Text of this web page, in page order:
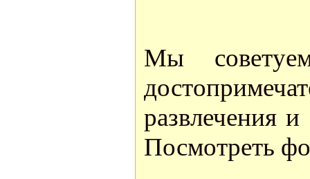
Мы
развлечения
Посмотреть